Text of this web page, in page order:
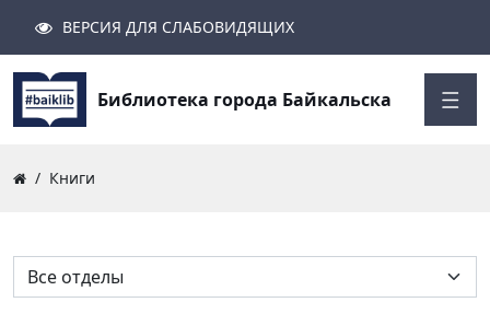
Поиск
Найти
ВЕРСИЯ ДЛЯ СЛАБОВИДЯЩИХ
Библиотека города Байкальска
Книги